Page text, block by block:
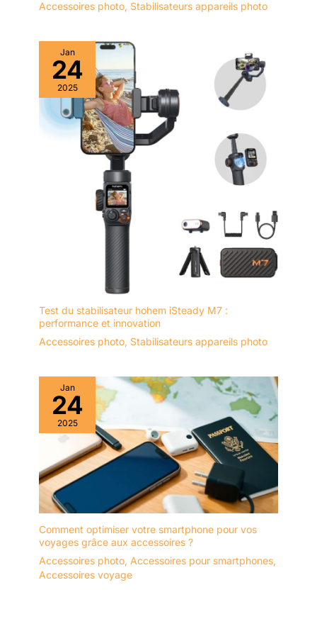
Accessoires photo, Stabilisateurs appareils photo
Jan
24
2025
Test du stabilisateur hohem iSteady M7 :
performance et innovation
Accessoires photo, Stabilisateurs appareils photo
Jan
24
2025
Comment optimiser votre smartphone pour vos
voyages grâce aux accessoires ?
Accessoires photo, Accessoires pour smartphones,
Accessoires voyage